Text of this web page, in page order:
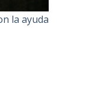
la ayuda